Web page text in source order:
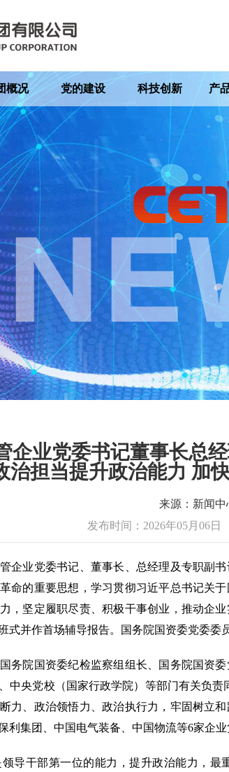
概况 党的建设 科技创新 产
企业党委书记董事长总
治担当提升政治能力 加
来源：新闻中
发布时间：2026年05月06日
业党委书记、董事长、总经理及专职副书
命的重要思想，学习贯彻习近平总书记关
，坚定履职尽责、积极干事创业，推动企
式并作首场辅导报告。国务院国资委党委委
院国资委纪检监察组组长、国务院国资委
中央党校（国家行政学院）等部门有关负
力、政治领悟力、政治执行力，牢固树立
利集团、中国电气装备、中国物流等6家企
干部第一位的能力，提升政治能力，最